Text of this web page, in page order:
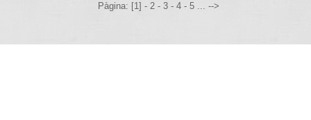
Pàgina: [1] - 2- 3- 4- 5... -->